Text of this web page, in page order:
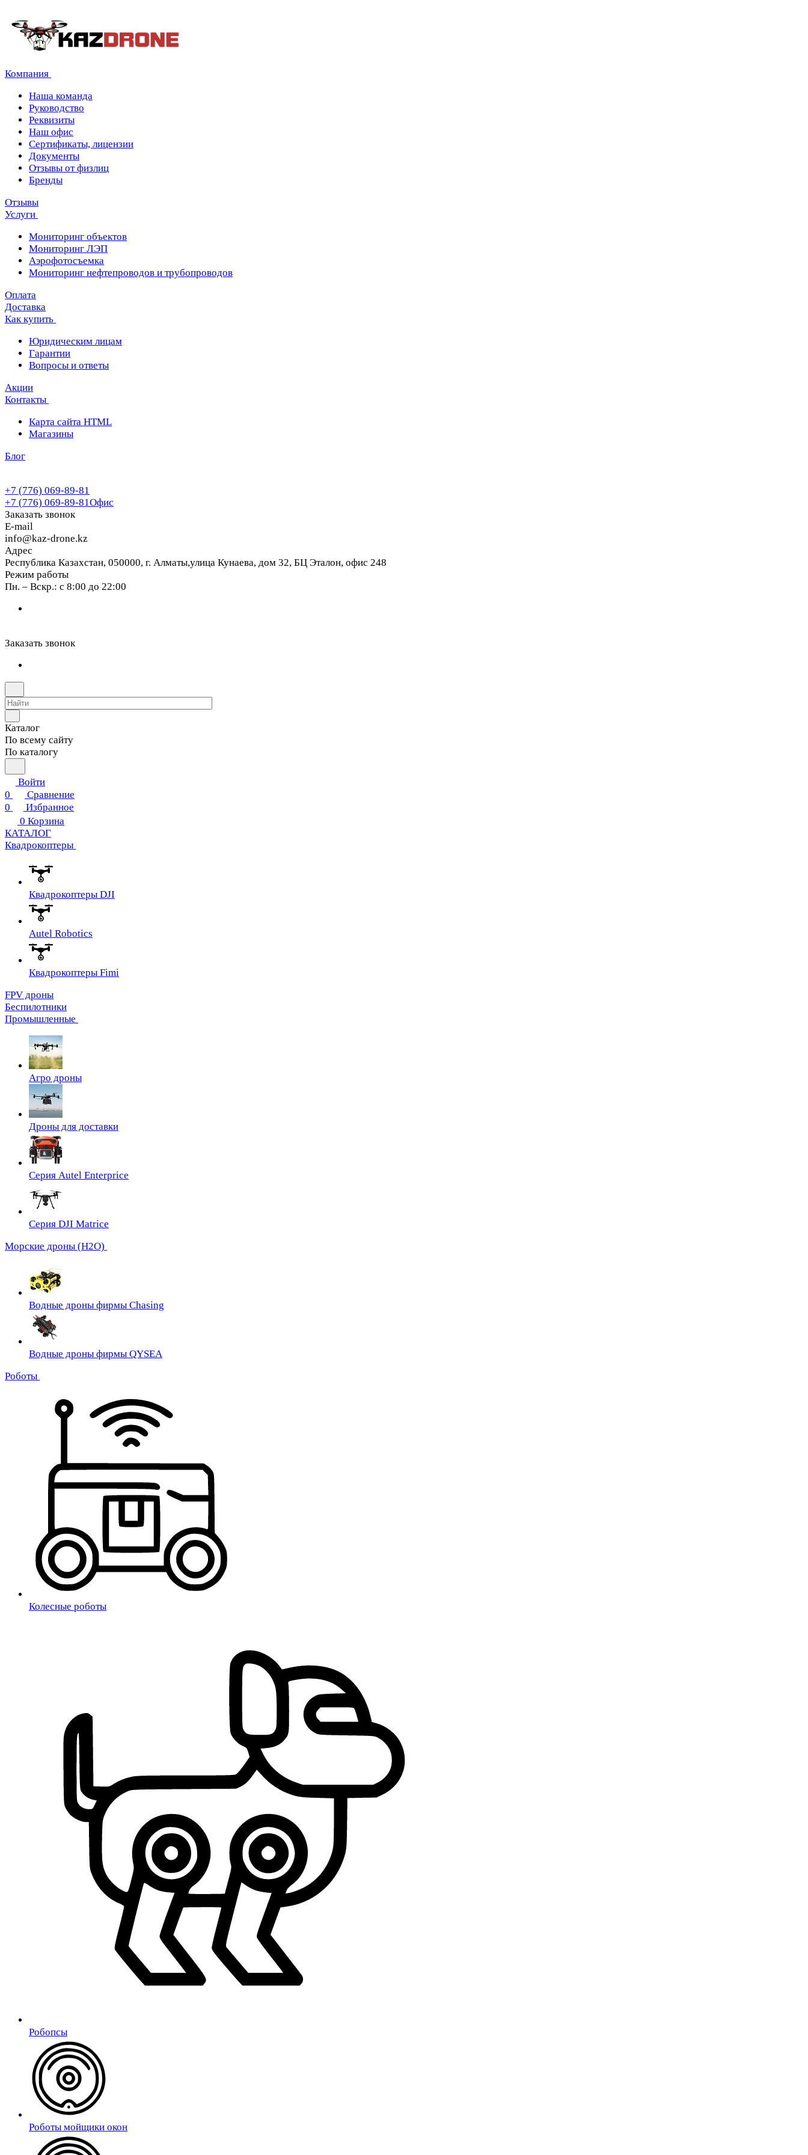
Компания
Наша команда
Руководство
Реквизиты
Наш офис
Сертификаты, лицензии
Документы
Отзывы от физлиц
Бренды
Отзывы
Услуги
Мониторинг объектов
Мониторинг ЛЭП
Аэрофотосъемка
Мониторинг нефтепроводов и трубопроводов
Оплата
Доставка
Как купить
Юридическим лицам
Гарантии
Вопросы и ответы
Акции
Контакты
Карта сайта HTML
Магазины
Блог
+7 (776) 069-89-81
+7 (776) 069-89-81Офис
Заказать звонок
E-mail
info@kaz-drone.kz
Адрес
Республика Казахстан, 050000, г. Алматы,улица Кунаева, дом 32, БЦ Эталон, офис 248
Режим работы
Пн. – Вскр.: с 8:00 до 22:00
Заказать звонок
Каталог
По всему сайту
По каталогу
Войти
0
Сравнение
0
Избранное
0 Корзина
КАТАЛОГ
Квадрокоптеры
Квадрокоптеры DJI
Autel Robotics
Квадрокоптеры Fimi
FPV дроны
Беспилотники
Промышленные
Агро дроны
Дроны для доставки
Серия Autel Enterprice
Серия DJI Matrice
Морские дроны (H2O)
Водные дроны фирмы Chasing
Водные дроны фирмы QYSEA
Роботы
Колесные роботы
Робопсы
Роботы мойщики окон